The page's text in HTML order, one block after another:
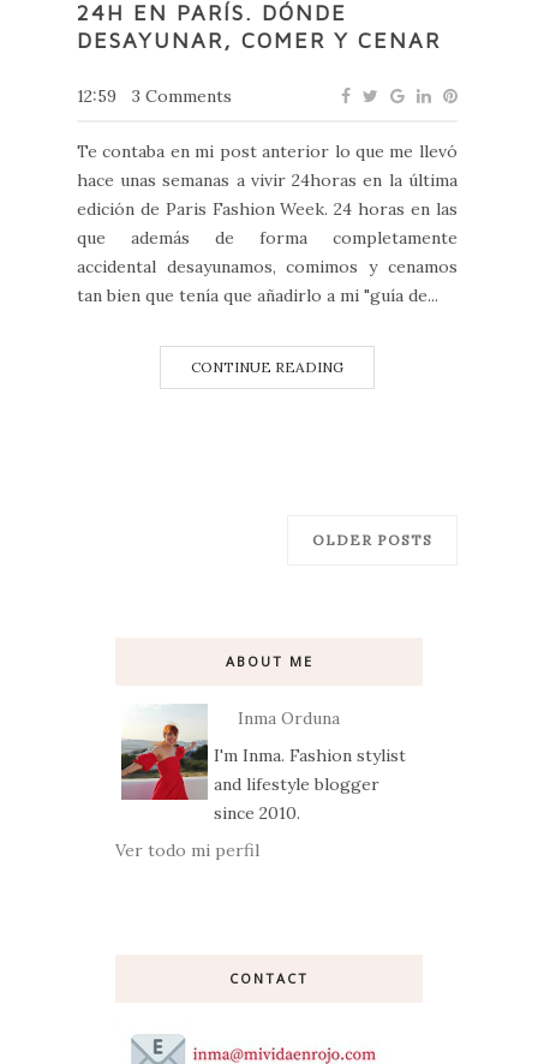
24H EN PARÍS. DÓNDE
DESAYUNAR, COMER Y CENAR
12:59 3 Comments
Te contaba en mi post anterior lo que me llevó
hace unas semanas a vivir 24horas en la última
edición de Paris Fashion Week. 24 horas en las
que además de forma completamente
accidental desayunamos, comimos y cenamos
tan bien que tenía que añadirlo a mi "guía de...
CONTINUE READING
OLDER POSTS
ABOUT ME
Inma Orduna
I'm Inma. Fashion stylist
and lifestyle blogger
since 2010.
Ver todo mi perfil
CONTACT